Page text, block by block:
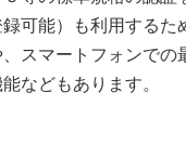
可能）も利用するた
スマートフォンで
などもあります。